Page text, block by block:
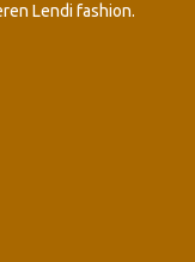
Lendi fashion.